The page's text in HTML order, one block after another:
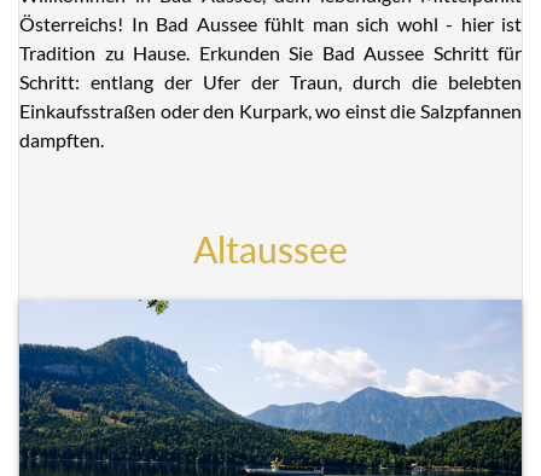
Österreichs! In Bad Aussee fühlt man sich wohl - hier ist
Tradition zu Hause. Erkunden Sie Bad Aussee Schritt für
Schritt: entlang der Ufer der Traun, durch die belebten
Einkaufsstraßen oder den Kurpark, wo einst die Salzpfannen
dampften.
Altaussee